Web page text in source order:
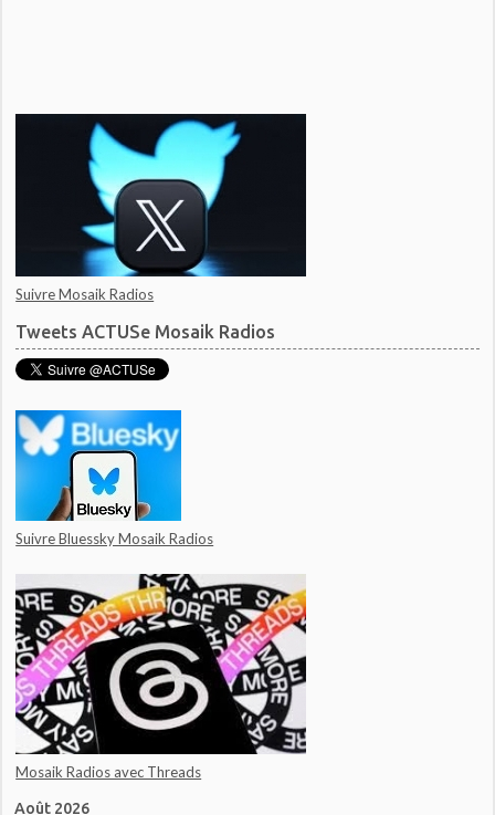
Suivre Mosaik Radios
Tweets ACTUSe Mosaik Radios
Suivre Bluessky Mosaik Radios
Mosaik Radios avec Threads
Août 2026